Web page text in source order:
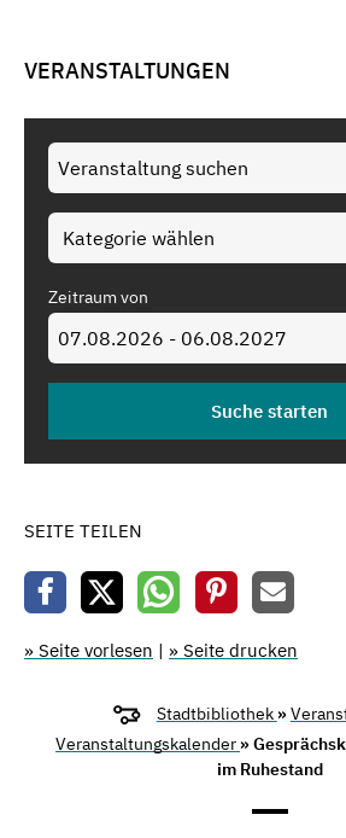
VERANSTALTUNGEN
Zeitraum von
SEITE TEILEN
» Seite vorlesen | » Seite drucken
Stadtbibliothek »
Veranstaltungskalender »
im Ruhestand